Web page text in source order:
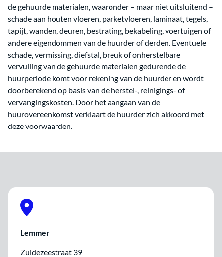
de gehuurde materialen, waaronder – maar niet uitsluitend –
schade aan houten vloeren, parketvloeren, laminaat, tegels,
tapijt, wanden, deuren, bestrating, bekabeling, voertuigen of
andere eigendommen van de huurder of derden. Eventuele
schade, vermissing, diefstal, breuk of onherstelbare
vervuiling van de gehuurde materialen gedurende de
huurperiode komt voor rekening van de huurder en wordt
doorberekend op basis van de herstel-, reinigings- of
vervangingskosten. Door het aangaan van de
huurovereenkomst verklaart de huurder zich akkoord met
deze voorwaarden.
Lemmer
Zuidezeestraat 39